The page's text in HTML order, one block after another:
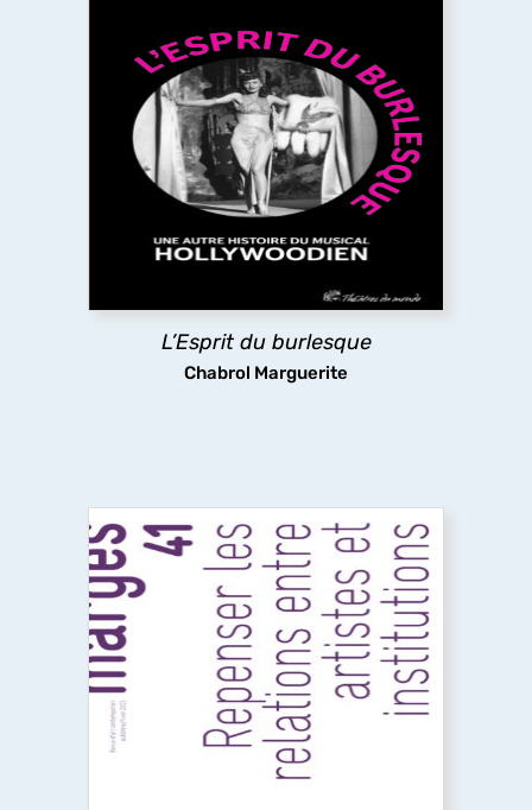
L’Esprit du burlesque
Chabrol Marguerite
L’Esprit du burlesque
L’ouvrage revisite l’âge d’or du film musical
américain du XXe siècle en y cherchant l’héritage
burlesquequi se trouve aux origines
du genre, mais que le cinéma a en partie effacé
pour privilégier sa dimension romantique.
découvrir
Repenser les relations entre artistes et
institutions
Ce numéro explore les relations entre artistes et
institutions, en analysant les tensions entre
aspirations artistiques et logiques
institutionnelles, afin de mettre en lumière les